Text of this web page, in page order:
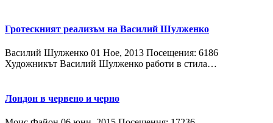
Гротескният реализъм на Василий Шулженко
Василий Шулженко 01 Ное, 2013 Посещения: 6186
Художникът Василий Шулженко работи в стила…
Лондон в червено и черно